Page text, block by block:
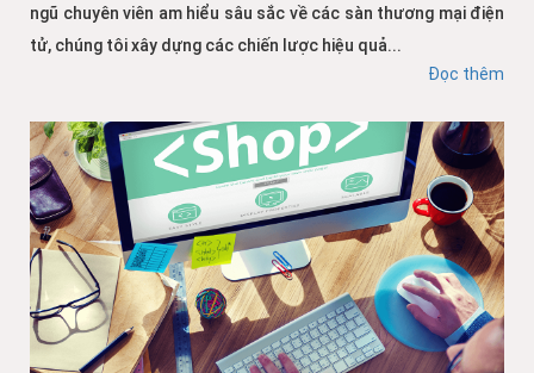
ngũ chuyên viên am hiểu sâu sắc về các sàn thương mại điện
tử, chúng tôi xây dựng các chiến lược hiệu quả...
Đọc thêm